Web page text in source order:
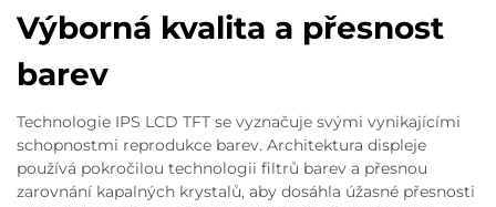
Výborná kvalita a přesnost
barev
Technologie IPS LCD TFT se vyznačuje svými vynikajícími
schopnostmi reprodukce barev. Architektura displeje
používá pokročilou technologii filtrů barev a přesnou
zarovnání kapalných krystalů, aby dosáhla úžasné přesnosti